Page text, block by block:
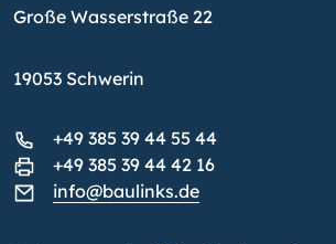
Große Wasserstraße 22
19053 Schwerin
+49 385 39 44 55 44
+49 385 39 44 42 16
info@baulinks.de